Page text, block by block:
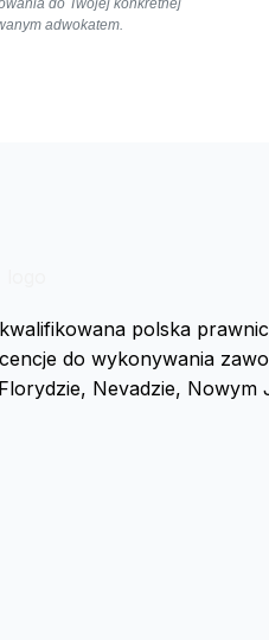
adwokatem.
polska
do wykonywania
Nevadzie, Nowym